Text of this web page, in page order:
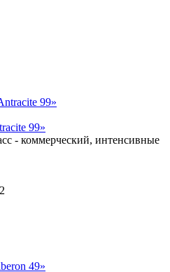
99»
- коммерческий, интенсивные